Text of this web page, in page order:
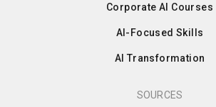
Corporate AI Courses
AI-Focused Skills
AI Transformation
SOURCES